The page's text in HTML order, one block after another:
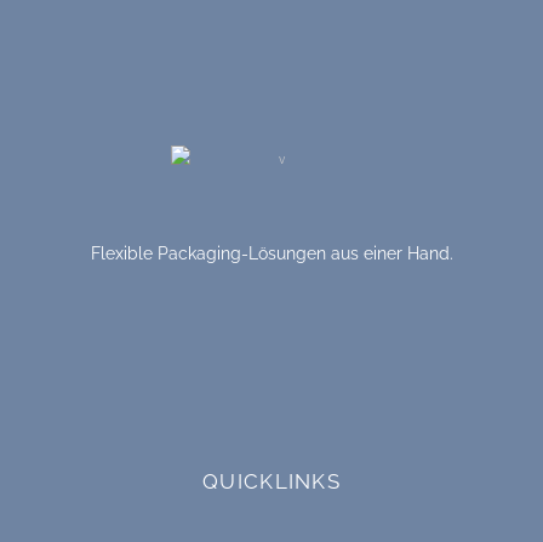
Flexible Packaging-Lösungen aus einer Hand.
QUICKLINKS